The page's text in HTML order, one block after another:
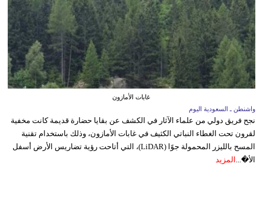
غابات الأمازون
واشنطن ـ السعودية اليوم
نجح فريق دولي من علماء الآثار في الكشف عن بقايا حضارة قديمة كانت مخفية
لقرون تحت الغطاء النباتي الكثيف في غابات الأمازون، وذلك باستخدام تقنية
المسح بالليزر المحمولة جوًا (LiDAR)، التي أتاحت رؤية تضاريس الأرض أسفل
الأ�... المزيد